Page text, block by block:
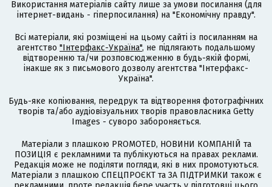
Використання матеріалів сайту лише за умови посилання (для
інтернет-видань - гіперпосилання) на "Економічну правду".
Всі матеріали, які розміщені на цьому сайті із посиланням на
агентство "Інтерфакс-Україна", не підлягають подальшому
відтворенню та/чи розповсюдженню в будь-якій формі,
інакше як з письмового дозволу агентства "Інтерфакс-
Україна".
Будь-яке копіювання, передрук та відтворення фотографічних
творів та/або аудіовізуальних творів правовласника Getty
Images - суворо забороняється.
Матеріали з плашкою PROMOTED, НОВИНИ КОМПАНІЙ та
ПОЗИЦІЯ є рекламними та публікуються на правах реклами.
Редакція може не поділяти погляди, які в них промотуються.
Матеріали з плашкою СПЕЦПРОЄКТ та ЗА ПІДТРИМКИ також є